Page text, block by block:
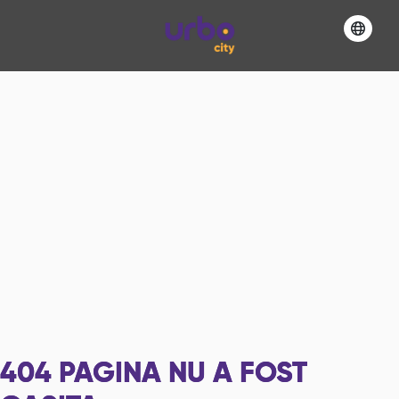
404 PAGINA NU A FOST